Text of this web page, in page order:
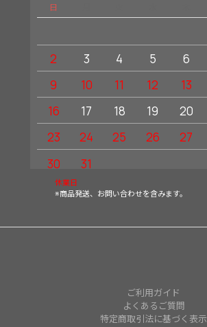
日
2
3 4 5 6
9
10 11 12 13
16
17 18 19 20
23
24 25 26 27
30
31
休業日
※商品発送、お問い合わせを含みます。
ご利用ガイド
よくあるご質問
特定商取引法に基づく表示